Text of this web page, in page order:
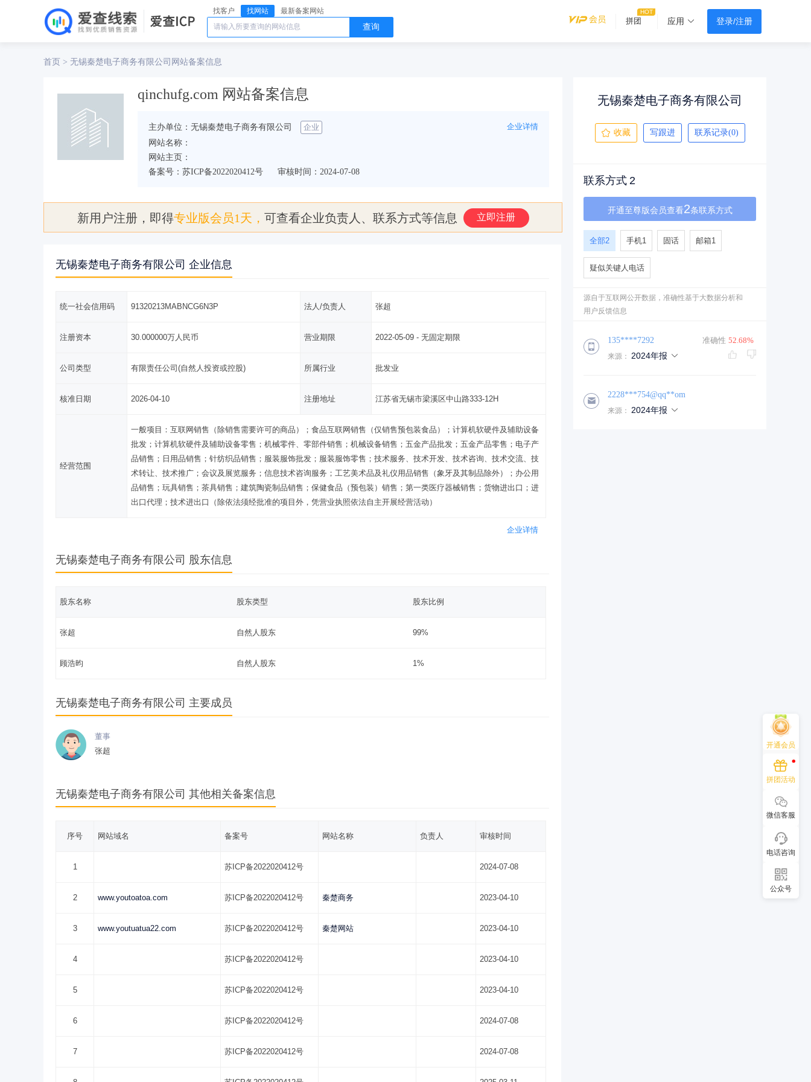
找客户 找网站 最新备案网站
查询
拼团 应用 登录/注册
首页 > 无锡秦楚电子商务有限公司 网站备案信息
qinchufg.com 网站备案信息
主办单位：无锡秦楚电子商务有限公司 企业
企业详情
网站名称：
网站主页：
备案号：苏ICP备2022020412号
审核时间：2024-07-08
新用户注册，即得专业版会员1天， 可查看企业负责人、联系方式等信息 立即注册
无锡秦楚电子商务有限公司 企业信息
统一社会信用码 91320213MABNCG6N3P 法人/负责人 张超
注册资本 30.000000万人民币 营业期限 2022-05-09 - 无固定期限
公司类型 有限责任公司(自然人投资或控股) 所属行业 批发业
核准日期 2026-04-10 注册地址 江苏省无锡市梁溪区中山路333-12H
经营范围
一般项目：互联网销售（除销售需要许可的商品）；食品互联网销售（仅销售预包装食品）；计算机软硬件及辅助设备
批发；计算机软硬件及辅助设备零售；机械零件、零部件销售；机械设备销售；五金产品批发；五金产品零售；电子产
品销售；日用品销售；针纺织品销售；服装服饰批发；服装服饰零售；技术服务、技术开发、技术咨询、技术交流、技
术转让、技术推广；会议及展览服务；信息技术咨询服务；工艺美术品及礼仪用品销售（象牙及其制品除外）；办公用
品销售；玩具销售；茶具销售；建筑陶瓷制品销售；保健食品（预包装）销售；第一类医疗器械销售；货物进出口；进
出口代理；技术进出口（除依法须经批准的项目外，凭营业执照依法自主开展经营活动）
企业详情
无锡秦楚电子商务有限公司 股东信息
股东名称 股东类型 股东比例
张超 自然人股东 99%
顾浩昀 自然人股东 1%
无锡秦楚电子商务有限公司 主要成员
董事
张超
无锡秦楚电子商务有限公司 其他相关备案信息
序号 网站域名 备案号 网站名称 负责人 审核时间
1 苏ICP备2022020412号 2024-07-08
2 www.youtoatoa.com 苏ICP备2022020412号 秦楚商务 2023-04-10
3 www.youtuatua22.com 苏ICP备2022020412号 秦楚网站 2023-04-10
4 苏ICP备2022020412号 2023-04-10
5 苏ICP备2022020412号 2023-04-10
6 苏ICP备2022020412号 2024-07-08
7 苏ICP备2022020412号 2024-07-08
无锡秦楚电子商务有限公司
收藏 写跟进 联系记录(0)
联系方式 2
开通至尊版会员查看2条联系方式
全部2 手机1 固话 邮箱1
疑似关键人电话
源自于互联网公开数据，准确性基于大数据分析和
用户反馈信息
135****7292 准确性 52.68%
来源： 2024年报
2228***754@qq**om
来源： 2024年报
开通会员
拼团活动
微信客服
电话咨询
公众号